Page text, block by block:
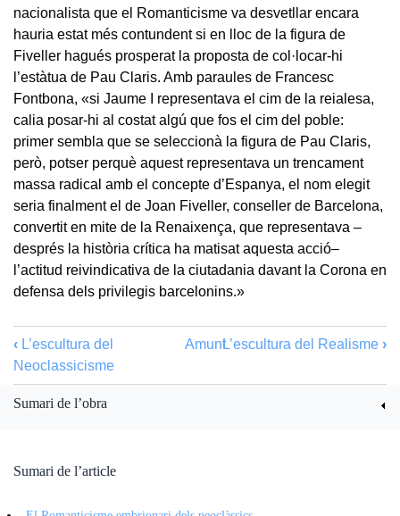
nacionalista que el Romanticisme va desvetllar encara
hauria estat més contundent si en lloc de la figura de
Fiveller hagués prosperat la proposta de col·locar-hi
l’estàtua de Pau Claris. Amb paraules de Francesc
Fontbona, «si Jaume I representava el cim de la reialesa,
calia posar-hi al costat algú que fos el cim del poble:
primer sembla que se seleccionà la figura de Pau Claris,
però, potser perquè aquest representava un trencament
massa radical amb el concepte d’Espanya, el nom elegit
seria finalment el de Joan Fiveller, conseller de Barcelona,
convertit en mite de la Renaixença, que representava –
després la història crítica ha matisat aquesta acció–
l’actitud reivindicativa de la ciutadania davant la Corona en
defensa dels privilegis barcelonins.»
‹ L’escultura del
Neoclassicisme
AmuntL’escultura del Realisme ›
Sumari de l’obra
Sumari de l’article